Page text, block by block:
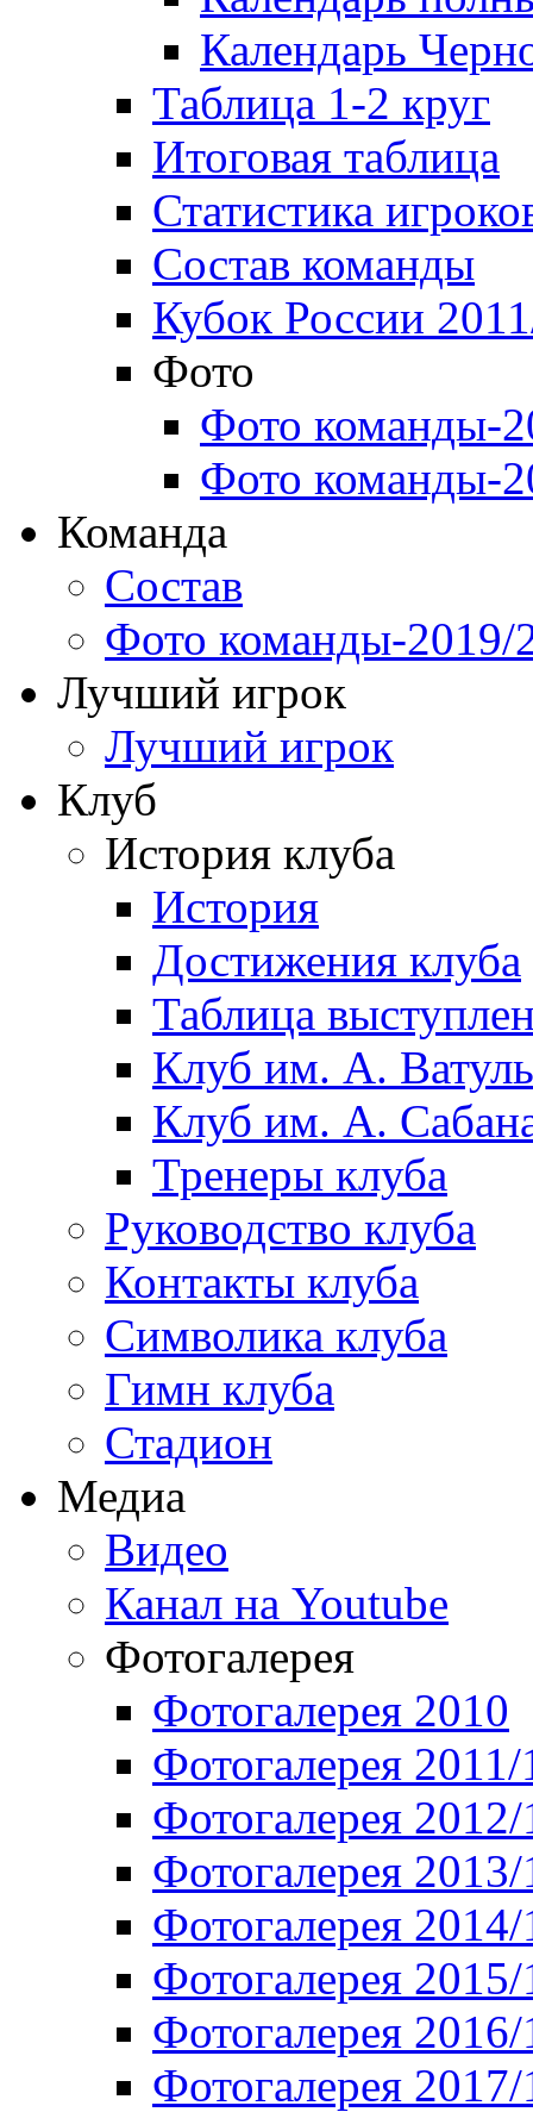
Календарь
Таблица 1-2 круг
Итоговая таблица
Статистика
Состав команды
Кубок России
Фото
Фото команды-
Фото команды-
Команда
Состав
Фото команды-2019/
Лучший игрок
Лучший игрок
Клуб
История клуба
История
Достижения клуба
Таблица
Клуб им. А.
Клуб им. А.
Тренеры клуба
Руководство клуба
Контакты клуба
Символика клуба
Гимн клуба
Стадион
Медиа
Видео
Канал на Youtube
Фотогалерея
Фотогалерея 2010
Фотогалерея 2011/
Фотогалерея
Фотогалерея
Фотогалерея
Фотогалерея
Фотогалерея
Фотогалерея